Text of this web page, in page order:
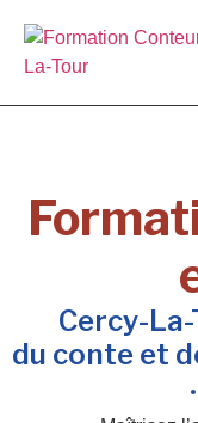
Cercy-
du conte et